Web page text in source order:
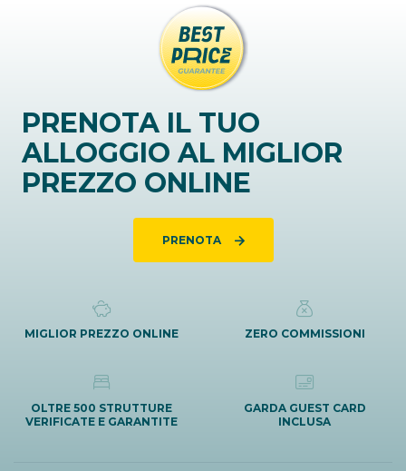
PRENOTA IL TUO
ALLOGGIO AL MIGLIOR
PREZZO ONLINE
PRENOTA
MIGLIOR PREZZO ONLINE ZERO COMMISSIONI
OLTRE 500 STRUTTURE
VERIFICATE E GARANTITE
GARDA GUEST CARD
INCLUSA